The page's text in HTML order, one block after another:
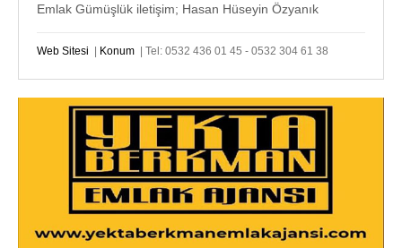
Emlak Gümüşlük iletişim; Hasan Hüseyin Özyanık
Web Sitesi Konum | Tel: 0532 436 01 45 - 0532 304 61 38